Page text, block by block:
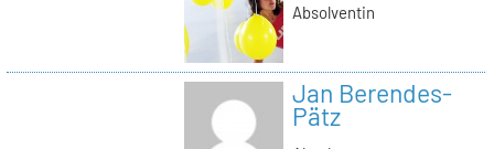
Absolventin
Jan Berendes-
Pätz